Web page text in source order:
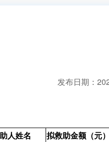
发布日期：
人姓名
拟救助金额（元